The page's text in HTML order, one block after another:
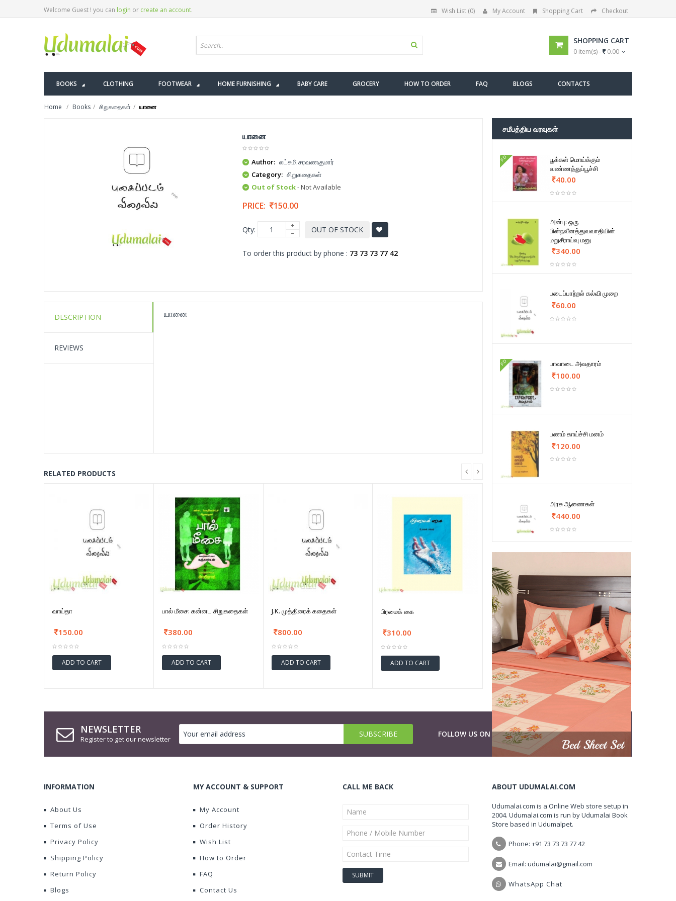
Welcome Guest ! you can login or create an account. Wish List (0) My Account Shopping Cart Checkout
SHOPPING CART
0 item(s) - 0.00
BOOKS CLOTHING FOOTWEAR HOME FURNISHING BABY CARE GROCERY HOW TO ORDER FAQ BLOGS CONTACTS
Home Books சிறுகதைகள் யானை
யானை
Author: லட்சுமி சரவணகுமார்
Category: சிறுகதைகள்
Out of Stock- Not Available
PRICE: 150.00
Qty: OUT OF STOCK
To order this product by phone : 73 73 73 77 42
DESCRIPTION
REVIEWS
யானை
RELATED PRODUCTS
வாய்தா
150.00
ADD TO CART
பால் மீசை: கன்னட சிறுகதைகள்
380.00
ADD TO CART
J.K. முத்திரைக் கதைகள்
800.00
ADD TO CART
பிரமைக் கை
310.00
ADD TO CART
சமீபத்திய வரவுகள்
FD
பூக்கள் மொய்க்கும்
வண்ணத்துப்பூச்சி
40.00
அன்பு: ஒரு
பின்நவீனத்துவவாதியின்
மறுசீராய்வு மனு
340.00
படைப்பாற்றல் கல்வி முறை
60.00
FD பாவாடை அவதாரம்
100.00
பணம் காய்ச்சி மனம்
120.00
அரசு ஆணைகள்
440.00
NEWSLETTER
Register to get our newsletter
FOLLOW US ON
INFORMATION
About Us
Terms of Use
Privacy Policy
Shipping Policy
Return Policy
Blogs
MY ACCOUNT & SUPPORT
My Account
Order History
Wish List
How to Order
FAQ
Contact Us
CALL ME BACK ABOUT UDUMALAI.COM
Udumalai.com is a Online Web store setup in
2004. Udumalai.com is run by Udumalai Book
Store based in Udumalpet.
Phone: +91 73 73 73 77 42
Email: udumalai@gmail.com
WhatsApp Chat